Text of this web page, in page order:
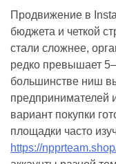
Продвижение в
бюджета и четкой
стали сложнее,
редко превышает
большинстве ниш
предпринимателей
вариант покупки
площадки часто
https://